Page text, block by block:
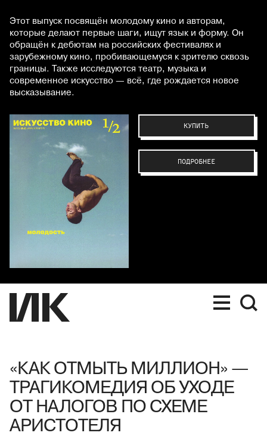
Этот выпуск посвящён молодому кино и авторам,
которые делают первые шаги, ищут язык и форму. Он
обращён к дебютам на российских фестивалях и
зарубежному кино, пробивающемуся к зрителю сквозь
границы. Также исследуются театр, музыка и
современное искусство — всё, где рождается новое
высказывание.
КУПИТЬ
ПОДРОБНЕЕ
«КАК ОТМЫТЬ МИЛЛИОН» —
ТРАГИКОМЕДИЯ ОБ УХОДЕ
ОТ НАЛОГОВ ПО СХЕМЕ
АРИСТОТЕЛЯ